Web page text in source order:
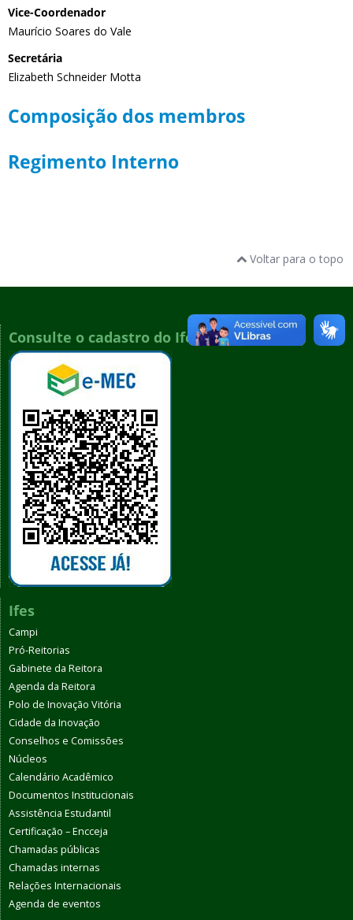
Vice-Coordenador
Maurício Soares do Vale
Secretária
Elizabeth Schneider Motta
Composição dos membros
Regimento Interno
Voltar para o topo
Consulte o cadastro do Ifes no e-MEC
Ifes
Campi
Pró-Reitorias
Gabinete da Reitora
Agenda da Reitora
Polo de Inovação Vitória
Cidade da Inovação
Conselhos e Comissões
Núcleos
Calendário Acadêmico
Documentos Institucionais
Assistência Estudantil
Certificação – Encceja
Chamadas públicas
Chamadas internas
Relações Internacionais
Agenda de eventos